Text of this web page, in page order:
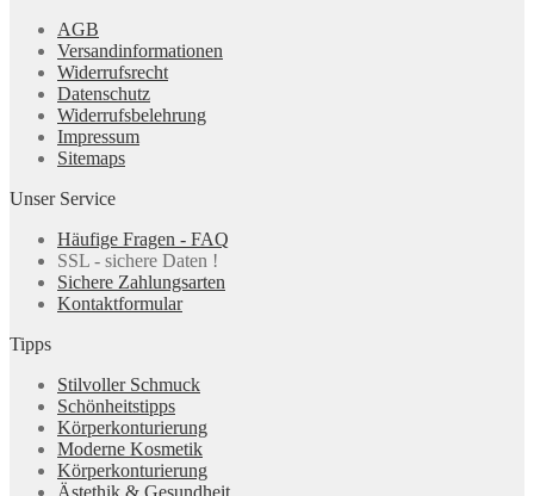
AGB
Versandinformationen
Widerrufsrecht
Datenschutz
Widerrufsbelehrung
Impressum
Sitemaps
Unser Service
Häufige Fragen - FAQ
SSL - sichere Daten !
Sichere Zahlungsarten
Kontaktformular
Tipps
Stilvoller Schmuck
Schönheitstipps
Körperkonturierung
Moderne Kosmetik
Körperkonturierung
Ästethik & Gesundheit